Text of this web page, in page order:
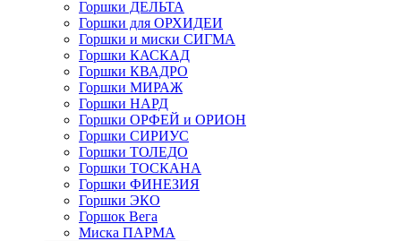
Горшки ДЕЛЬТА
Горшки для ОРХИДЕИ
Горшки и миски СИГМА
Горшки КАСКАД
Горшки КВАДРО
Горшки МИРАЖ
Горшки НАРД
Горшки ОРФЕЙ и ОРИОН
Горшки СИРИУС
Горшки ТОЛЕДО
Горшки ТОСКАНА
Горшки ФИНЕЗИЯ
Горшки ЭКО
Горшок Вега
Миска ПАРМА